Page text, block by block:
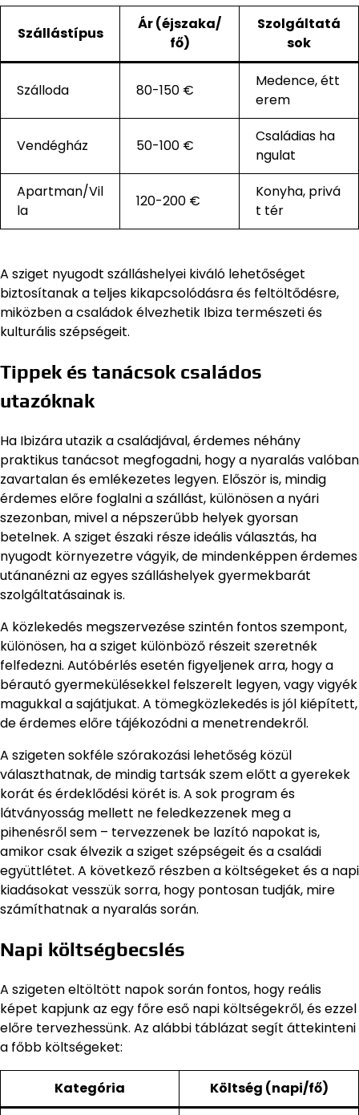
Szállástípus
Ár (éjszaka/
fő)
Szolgáltatá
sok
Szálloda 80-150 €
Medence, étt
erem
Vendégház 50-100 €
Családias ha
ngulat
Apartman/Vil
la
120-200 €
Konyha, privá
t tér
A sziget nyugodt szálláshelyei kiváló lehetőséget
biztosítanak a teljes kikapcsolódásra és feltöltődésre,
miközben a családok élvezhetik Ibiza természeti és
kulturális szépségeit.
Tippek és tanácsok családos
utazóknak
Ha Ibizára utazik a családjával, érdemes néhány
praktikus tanácsot megfogadni, hogy a nyaralás valóban
zavartalan és emlékezetes legyen. Először is, mindig
érdemes előre foglalni a szállást, különösen a nyári
szezonban, mivel a népszerűbb helyek gyorsan
betelnek. A sziget északi része ideális választás, ha
nyugodt környezetre vágyik, de mindenképpen érdemes
utánanézni az egyes szálláshelyek gyermekbarát
szolgáltatásainak is.
A közlekedés megszervezése szintén fontos szempont,
különösen, ha a sziget különböző részeit szeretnék
felfedezni. Autóbérlés esetén figyeljenek arra, hogy a
bérautó gyermekülésekkel felszerelt legyen, vagy vigyék
magukkal a sajátjukat. A tömegközlekedés is jól kiépített,
de érdemes előre tájékozódni a menetrendekről.
A szigeten sokféle szórakozási lehetőség közül
választhatnak, de mindig tartsák szem előtt a gyerekek
korát és érdeklődési körét is. A sok program és
látványosság mellett ne feledkezzenek meg a
pihenésről sem – tervezzenek be lazító napokat is,
amikor csak élvezik a sziget szépségeit és a családi
együttlétet. A következő részben a költségeket és a napi
kiadásokat vesszük sorra, hogy pontosan tudják, mire
számíthatnak a nyaralás során.
Napi költségbecslés
A szigeten eltöltött napok során fontos, hogy reális
képet kapjunk az egy főre eső napi költségekről, és ezzel
előre tervezhessünk. Az alábbi táblázat segít áttekinteni
a főbb költségeket:
Kategória Költség (napi/fő)